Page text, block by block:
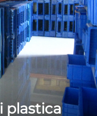
plastica